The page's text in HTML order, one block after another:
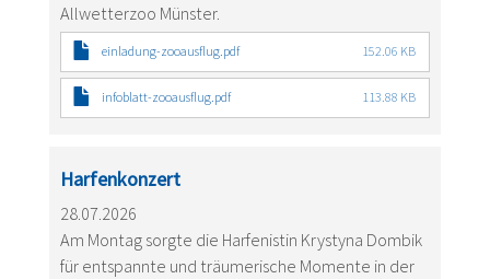
Allwetterzoo Münster.
einladung-zooausflug.pdf 152.06 KB
infoblatt-zooausflug.pdf 113.88 KB
Harfenkonzert
28.07.2026
Am Montag sorgte die Harfenistin Krystyna Dombik
für entspannte und träumerische Momente in der